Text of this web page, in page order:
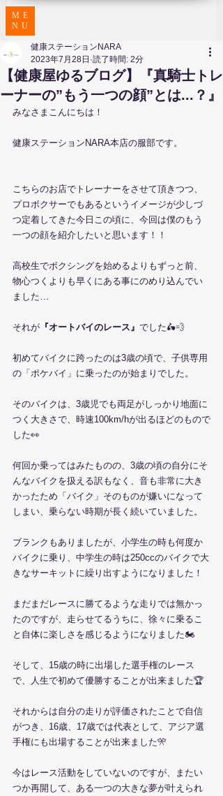
ME
NU
【健康屋ゆるブログ】『真騎士トレ
ーナーの”もう一つの顔”とは...？』
健康ステーションNARA
2023年7月28日 読了時間: 2分
みなさまこんにちは！
健康ステーションNARA本店の服部です。
こちらのお店でトレーナーをさせて頂きつつ、
プロボクサーでもあるというイメージが少しづ
つ定着してきた今日この頃に、今回は僕のもう
一つの顔を紹介したいと思います！！
高校生でボクシングを始めるよりもずっと前、
物心つくよりも早くにある事にのめり込んでい
ました…
それが 『オートバイのレース』 でした🛵💨
初めてバイクに跨ったのは3歳の頃で、子供専用
の「ポケバイ」に乗ったのが始まりでした。
そのバイクは、3歳児でも両足がしっかり地面に
つく大きさで、時速100km/hが出るほどのもので
した👀
何回か乗ってはみたものの、3歳の頃の自分にそ
んなバイクを扱える訳もなく、音も非常に大き
かったため「バイク」そのものが嫌いになって
しまい、乗らない時期が長く続いていました。
ブランクもありましたが、小学生の時も何度か
バイクに乗り、中学生の時は250ccのバイクで大
きなサーキットに繰り出すようになりました！
まだまだレースに勝てるような走りでは無かっ
たのですが、走らせてるうちに、徐々に乗るこ
と自体に楽しさを感じるようになりました🏍️
そして、15歳の時に出場した選手権のレース
で、人生で初めて優勝することが出来ました🏆
それからは自分の走りが評価されたことで自信
がつき、16歳、17歳では代表として、アジア選
手権にも出場することが出来ました🎌
今はレース活動をしていないのですが、またい
つか再開して、ある一つの大きな夢が叶えられ